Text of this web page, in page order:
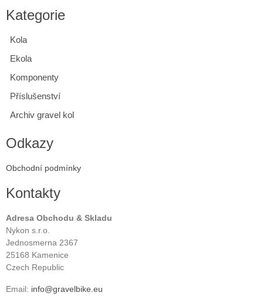
Kategorie
Kola
Ekola
Komponenty
Příslušenství
Archiv gravel kol
Odkazy
Obchodní podmínky
Kontakty
Adresa Obchodu & Skladu
Nykon s.r.o.
Jednosmerna 2367
25168 Kamenice
Czech Republic
Email: info@gravelbike.eu